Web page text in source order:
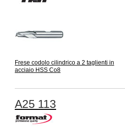
Frese codolo cilindrico a 2 taglienti in
acciaio HSS Co8
A25 113